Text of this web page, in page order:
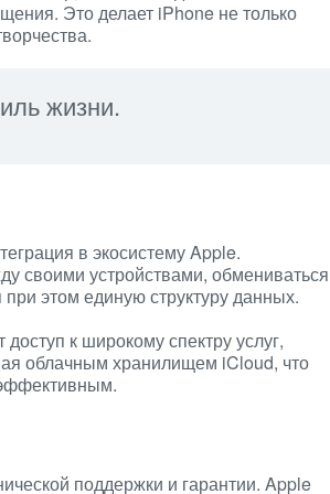
Это делает iPhone не только
жизни.
в экосистему Apple.
своими устройствами, обмениваться
этом единую структуру данных.
к широкому спектру услуг,
облачным хранилищем iCloud, что
поддержки и гарантии. Apple